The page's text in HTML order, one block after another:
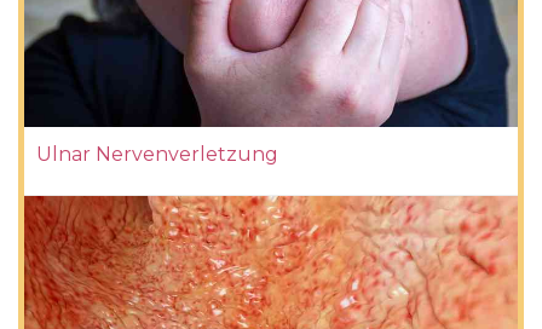
Ulnar Nervenverletzung